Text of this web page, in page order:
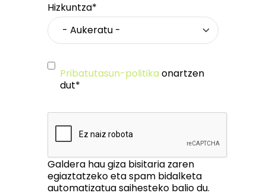
Hizkuntza*
Pribatutasun-politika onartzen
dut*
Galdera hau giza bisitaria zaren
egiaztatzeko eta spam bidalketa
automatizatua saihesteko balio du.